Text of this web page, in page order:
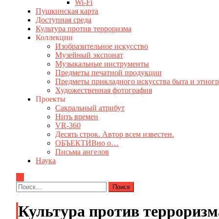
Wi-Fi
Пушкинская карта
Доступная среда
Культура против терроризма
Коллекции
Изобразительное искусство
Музейный экспонат
Музыкальные инструменты
Предметы печатной продукции
Предметы прикладного искусства быта и
Художественная фотография
Проекты
Сакральный атрибут
Нить времен
VR-360
Десять строк. Автор всем известен.
ОБЪЕКТИВно о…
Письма ангелов
Наука
Найти:
Культура против